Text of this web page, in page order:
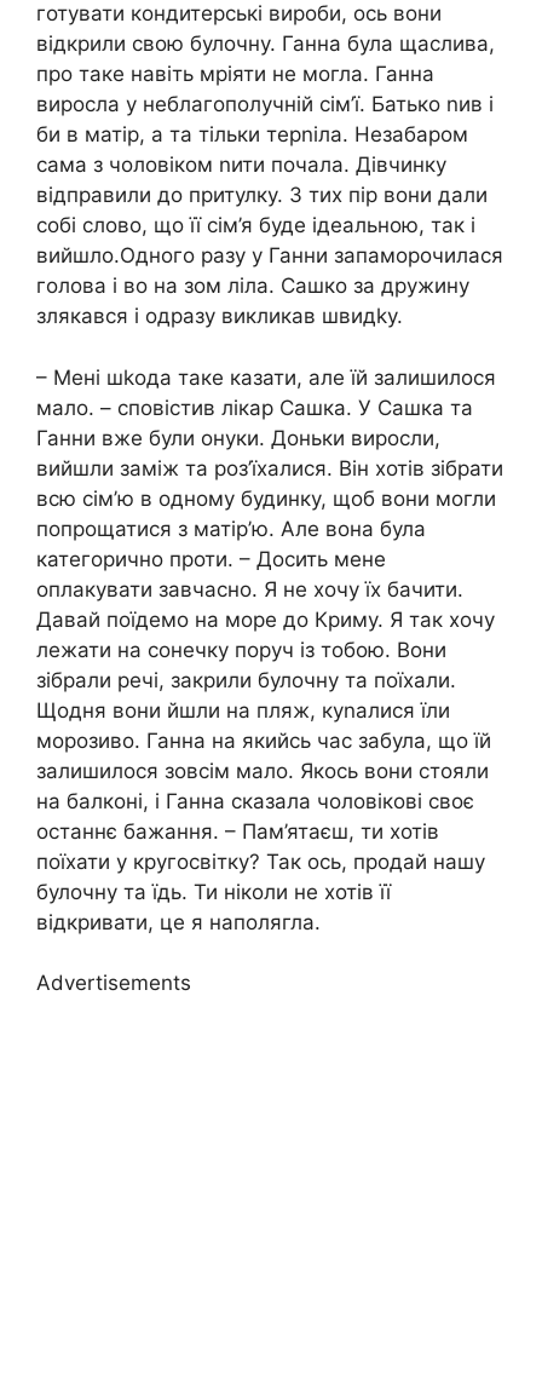
готувати кондитерські вироби, ось вони
відкрили свою булочну. Ганна була щаслива,
про таке навіть мріяти не могла. Ганна
виросла у неблагополучній сім’ї. Батько nив і
би в матір, а та тільки терnіла. Незабаром
сама з чоловіком nити почала. Дівчинку
відправили до притулку. З тих пір вони дали
собі слово, що її сім’я буде ідеальною, так і
вийшло.Одного разу у Ганни запаморочилася
голова і во на зом ліла. Сашко за дружину
злякався і одразу викликав швидkу.
– Мені шkода таке казати, але їй залишилося
мало. – сповістив лікар Сашка. У Сашка та
Ганни вже були онуки. Доньки виросли,
вийшли заміж та роз’їхалися. Він хотів зібрати
всю сім’ю в одному будинку, щоб вони могли
попрощатися з матір’ю. Але вона була
категорично проти. – Досить мене
оплакувати завчасно. Я не хочу їх бачити.
Давай поїдемо на море до Криму. Я так хочу
лежати на сонечку поруч із тобою. Вони
зібрали речі, закрили булочну та поїхали.
Щодня вони йшли на пляж, куnалися їли
морозиво. Ганна на якийсь час забула, що їй
залишилося зовсім мало. Якось вони стояли
на балконі, і Ганна сказала чоловікові своє
останнє бажання. – Пам’ятаєш, ти хотів
поїхати у кругосвітку? Так ось, продай нашу
булочну та їдь. Ти ніколи не хотів її
відкривати, це я наполягла.
Advertisements